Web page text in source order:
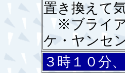
置き換えて
※ブライア
ケ・ヤンセ
３時１０分